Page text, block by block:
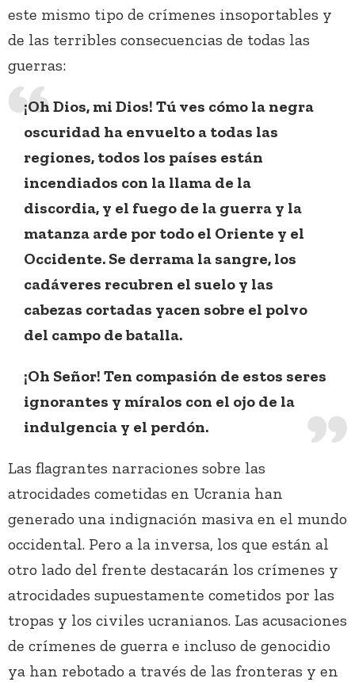
este mismo tipo de crímenes insoportables y
de las terribles consecuencias de todas las
guerras:
¡Oh Dios, mi Dios! Tú ves cómo la negra
oscuridad ha envuelto a todas las
regiones, todos los países están
incendiados con la llama de la
discordia, y el fuego de la guerra y la
matanza arde por todo el Oriente y el
Occidente. Se derrama la sangre, los
cadáveres recubren el suelo y las
cabezas cortadas yacen sobre el polvo
del campo de batalla.
¡Oh Señor! Ten compasión de estos seres
ignorantes y míralos con el ojo de la
indulgencia y el perdón.
Las flagrantes narraciones sobre las
atrocidades cometidas en Ucrania han
generado una indignación masiva en el mundo
occidental. Pero a la inversa, los que están al
otro lado del frente destacarán los crímenes y
atrocidades supuestamente cometidos por las
tropas y los civiles ucranianos. Las acusaciones
de crímenes de guerra e incluso de genocidio
ya han rebotado a través de las fronteras y en